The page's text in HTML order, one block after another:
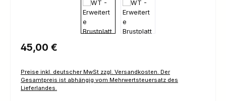
Regulärer Preis:
45,00 €
Preise inkl. deutscher MwSt zzgl. Versandkosten. Der
Gesamtpreis ist abhängig vom Mehrwertsteuersatz des
Lieferlandes.